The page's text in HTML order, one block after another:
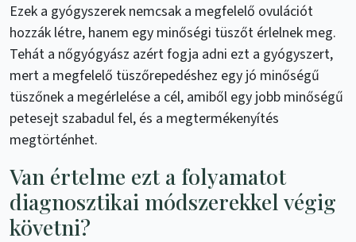
Ezek a gyógyszerek nemcsak a megfelelő ovulációt
hozzák létre, hanem egy minőségi tüszőt érlelnek meg.
Tehát a nőgyógyász azért fogja adni ezt a gyógyszert,
mert a megfelelő tüszőrepedéshez egy jó minőségű
tüszőnek a megérlelése a cél, amiből egy jobb minőségű
petesejt szabadul fel, és a megtermékenyítés
megtörténhet.
Van értelme ezt a folyamatot
diagnosztikai módszerekkel végig
követni?